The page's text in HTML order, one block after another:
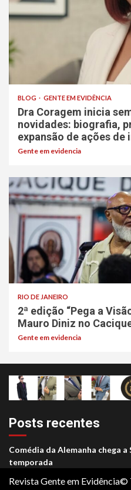
BLOG GENTE EM EVIDÊNCIA
Dra Coragem inicia
novidades: biografia,
expansão de ações de
Gente em evidencia
RIO DE JANEIRO
2ª edição “Pega a
Mauro Diniz no
Gente em evidencia
Posts recentes
Comédia da Alemanha chega
temporada
Revista Gente em